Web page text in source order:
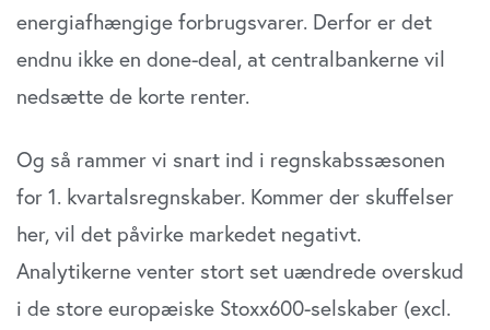
energiafhængige forbrugsvarer. Derfor er det
endnu ikke en done-deal, at centralbankerne vil
nedsætte de korte renter.
Og så rammer vi snart ind i regnskabssæsonen
for 1. kvartalsregnskaber. Kommer der skuffelser
her, vil det påvirke markedet negativt.
Analytikerne venter stort set uændrede overskud
i de store europæiske Stoxx600-selskaber (excl.